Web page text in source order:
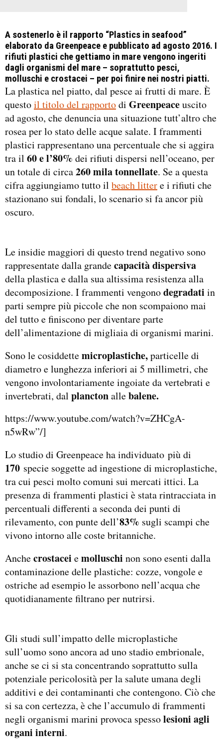
A sostenerlo è il rapporto “Plastics in seafood”
elaborato da Greenpeace e pubblicato ad agosto 2016. I
rifiuti plastici che gettiamo in mare vengono ingeriti
dagli organismi del mare – soprattutto pesci,
molluschi e crostacei – per poi finire nei nostri piatti.
La plastica nel piatto, dal pesce ai frutti di mare. È
questoil titolo del rapportodi Greenpeaceuscito
ad agosto, che denuncia una situazione tutt’altro che
rosea per lo stato delle acque salate. I frammenti
plastici rappresentano una percentuale che si aggira
tra il 60 e l’80% dei rifiuti dispersi nell’oceano, per
un totale di circa260 mila tonnellate. Se a questa
cifra aggiungiamo tutto il beach littere i rifiuti che
stazionano sui fondali, lo scenario si fa ancor più
oscuro.
Le insidie maggiori di questo trend negativo sono
rappresentate dalla grandecapacità dispersiva
della plastica e dalla sua altissima resistenza alla
decomposizione. I frammenti vengonodegradati in
parti sempre più piccole che non scompaiono mai
del tutto e finiscono per diventare parte
dell’alimentazione di migliaia di organismi marini.
Sono le cosiddettemicroplastiche,particelle di
diametro e lunghezza inferiori ai 5 millimetri, che
vengono involontariamente ingoiate da vertebrati e
invertebrati, dal planctonallebalene.
https://www.youtube.com/watch?v=ZHCgA-
n5wRw”/]
Lo studio di Greenpeace ha individuato più di
170 specie soggette ad ingestione di microplastiche,
tra cui pesci molto comuni sui mercati ittici. La
presenza di frammenti plastici è stata rintracciata in
percentuali differenti a seconda dei punti di
rilevamento, con punte dell’83% sugli scampi che
vivono intorno alle coste britanniche.
Anchecrostacei emolluschi non sono esenti dalla
contaminazione delle plastiche: cozze, vongole e
ostriche ad esempio le assorbono nell’acqua che
quotidianamente filtrano per nutrirsi.
Gli studi sull’impatto delle microplastiche
sull’uomo sono ancora ad uno stadio embrionale,
anche se ci si sta concentrando soprattutto sulla
potenziale pericolosità per la salute umana degli
additivi e dei contaminanti che contengono. Ciò che
si sa con certezza, è che l’accumulo di frammenti
negli organismi marini provoca spessolesioni agli
organi interni.